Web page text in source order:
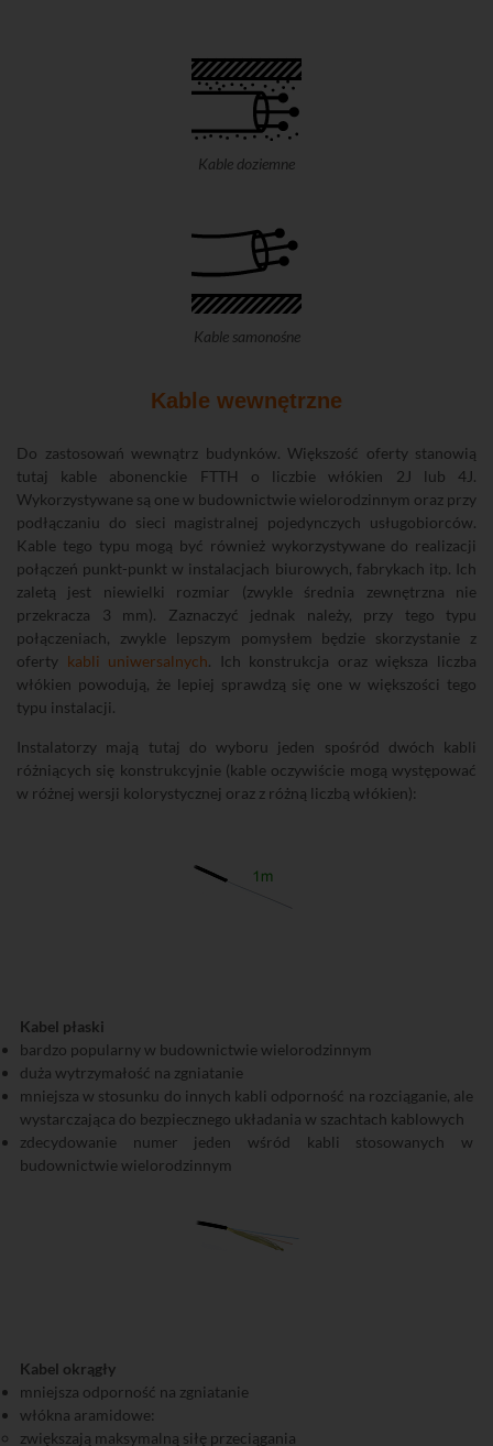
Kable doziemne
Kable samonośne
Kable wewnętrzne
Do zastosowań wewnątrz budynków. Większość oferty stanowią
tutaj kable abonenckie FTTH o liczbie włókien 2J lub 4J.
Wykorzystywane są one w budownictwie wielorodzinnym oraz przy
podłączaniu do sieci magistralnej pojedynczych usługobiorców.
Kable tego typu mogą być również wykorzystywane do realizacji
połączeń punkt-punkt w instalacjach biurowych, fabrykach itp. Ich
zaletą jest niewielki rozmiar (zwykle średnia zewnętrzna nie
przekracza 3 mm). Zaznaczyć jednak należy, przy tego typu
połączeniach, zwykle lepszym pomysłem będzie skorzystanie z
oferty kabli uniwersalnych. Ich konstrukcja oraz większa liczba
włókien powodują, że lepiej sprawdzą się one w większości tego
typu instalacji.
Instalatorzy mają tutaj do wyboru jeden spośród dwóch kabli
różniących się konstrukcyjnie (kable oczywiście mogą występować
w różnej wersji kolorystycznej oraz z różną liczbą włókien):
Kabel płaski
bardzo popularny w budownictwie wielorodzinnym
duża wytrzymałość na zgniatanie
mniejsza w stosunku do innych kabli odporność na rozciąganie, ale
wystarczająca do bezpiecznego układania w szachtach kablowych
zdecydowanie numer jeden wśród kabli stosowanych w
budownictwie wielorodzinnym
Kabel okrągły
mniejsza odporność na zgniatanie
włókna aramidowe:
zwiększają maksymalną siłę przeciągania